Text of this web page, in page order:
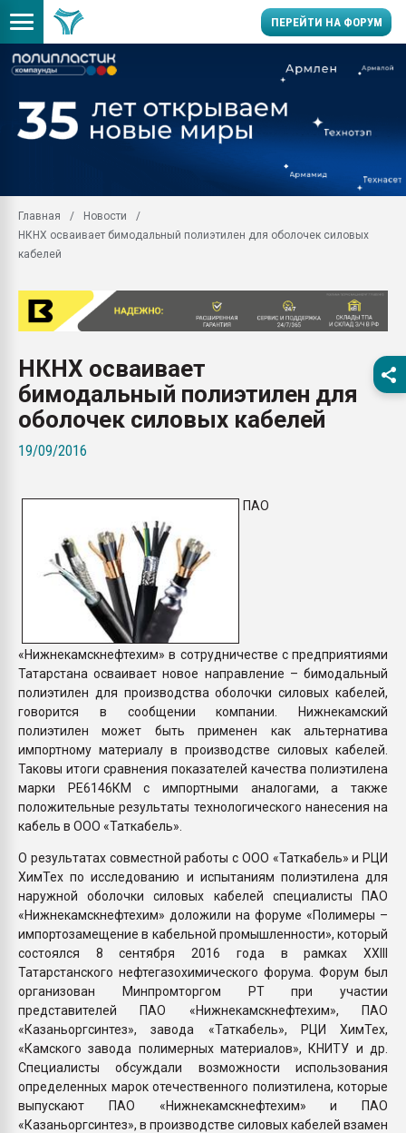
ПЕРЕЙТИ НА ФОРУМ
производство SPC
заводу пластмасс"
28.07.2026
первый план в
28.07.2026
ситуацией на
Всё, что касается
Главная
Новости
НКНХ осваивает бимодальный полиэтилен для оболочек силовых
кабелей
НКНХ осваивает
бимодальный полиэтилен для
оболочек силовых кабелей
19/09/2016
ПАО
«Нижнекамскнефтехим» в сотрудничестве с предприятиями
Татарстана осваивает новое направление – бимодальный
полиэтилен для производства оболочки силовых кабелей,
говорится в сообщении компании. Нижнекамский
полиэтилен может быть применен как альтернатива
импортному материалу в производстве силовых кабелей.
Таковы итоги сравнения показателей качества полиэтилена
марки РЕ6146КМ с импортными аналогами, а также
положительные результаты технологического нанесения на
кабель в ООО «Таткабель».
О результатах совместной работы с ООО «Таткабель» и РЦИ
ХимТех по исследованию и испытаниям полиэтилена для
наружной оболочки силовых кабелей специалисты ПАО
«Нижнекамскнефтехим» доложили на форуме «Полимеры –
импортозамещение в кабельной промышленности», который
состоялся 8 сентября 2016 года в рамках XXIII
Татарстанского нефтегазохимического форума. Форум был
организован Минпромторгом РТ при участии
представителей ПАО «Нижнекамскнефтехим», ПАО
«Казаньоргсинтез», завода «Таткабель», РЦИ ХимТех,
«Камского завода полимерных материалов», КНИТУ и др.
Специалисты обсуждали возможности использования
определенных марок отечественного полиэтилена, которые
выпускают ПАО «Нижнекамскнефтехим» и ПАО
«Казаньоргсинтез», в производстве силовых кабелей взамен